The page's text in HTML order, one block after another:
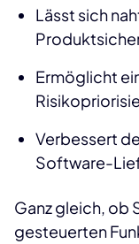
Lässt sich
Ermöglicht
Verbessert
Software-
Ganz gleich, ob
gesteuerten